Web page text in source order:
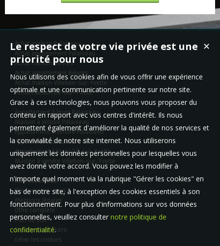
Achat maison Palaiseau
Achat appartement Palaiseau
Achat maison Bièvres
Achat appartement Bièvres
Achat maison Villebon-sur-Yvette
Achat maison Gif-sur-Yvette
Appartement à louer Palaiseau
Maison à vendre Palaiseau
Appartement à vendre Palaiseau
Appartement à louer Les Ulis
Appartement à louer Gif-sur-Yvette
Maison à vendre Villebon-sur-Yvette
Nos Honoraires
Qui sommes-nous
Mentions légales
Offre complète
Plan du site
Espace propriétaire
Gérer les cookies
✕
Le respect de votre vie privée est une
priorité pour nous
Nous utilisons des cookies afin de vous offrir une expérience
optimale et une communication pertinente sur notre site.
Grace à ces technologies, nous pouvons vous proposer du
contenu en rapport avec vos centres d'intérêt. Ils nous
permettent également d'améliorer la qualité de nos services et
la convivialité de notre site internet. Nous utiliserons
uniquement les données personnelles pour lesquelles vous
avez donné votre accord. Vous pouvez les modifier à
n'importe quel moment via la rubrique "Gérer les cookies" en
bas de notre site, à l'exception des cookies essentiels à son
fonctionnement. Pour plus d'informations sur vos données
personnelles, veuillez consulter notre politique de
confidentialité.